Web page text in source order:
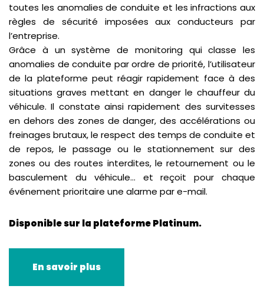
toutes les anomalies de conduite et les infractions aux
règles de sécurité imposées aux conducteurs par
l’entreprise.
Grâce à un système de monitoring qui classe les
anomalies de conduite par ordre de priorité, l’utilisateur
de la plateforme peut réagir rapidement face à des
situations graves mettant en danger le chauffeur du
véhicule. Il constate ainsi rapidement des survitesses
en dehors des zones de danger, des accélérations ou
freinages brutaux, le respect des temps de conduite et
de repos, le passage ou le stationnement sur des
zones ou des routes interdites, le retournement ou le
basculement du véhicule… et reçoit pour chaque
événement prioritaire une alarme par e-mail.
Disponible sur la plateforme Platinum.
En savoir plus